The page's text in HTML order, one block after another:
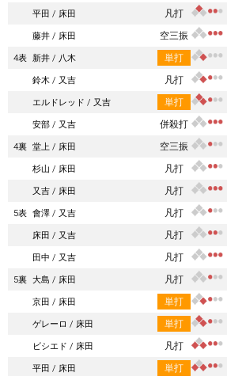
平田 床田 凡打
藤井
床田 空三振
4表 新井 八木 単打
鈴木
又吉 凡打
エルドレッド
又吉 単打
安部
又吉 併殺打
4裏 堂上 床田 空三振
杉山
床田 凡打
又吉
床田 凡打
5表 會澤 又吉 凡打
床田
又吉 凡打
田中
又吉 凡打
5裏 大島 床田 凡打
京田
床田 単打
ゲレーロ
床田 単打
ビシエド
床田 凡打
平田
床田 単打